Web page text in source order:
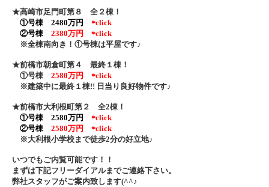
★高崎市足門町第８ 全２棟！
①号棟 2480万円
⇦click
②号棟
2380万円
⇦click
※全棟南向き！①号棟は平屋です♪
★前橋市朝倉町第４ 最終１棟！
①号棟 2580万円 ⇦click
※建築中に最終１棟!! 日当り良好物件です♪
★前橋市大利根町第２ 全2棟！
①号棟 2580万円
⇦click
②号棟
2580万円
⇦click
※大利根小学校まで徒歩2分の好立地♪
いつでもご内覧可能です！！
まずは下記フリーダイアルまでご連絡下さい。
弊社スタッフがご案内致します(^^♪